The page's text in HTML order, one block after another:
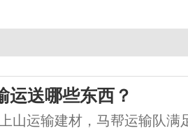
运送哪些东西？
山运输建材，马帮运输队满